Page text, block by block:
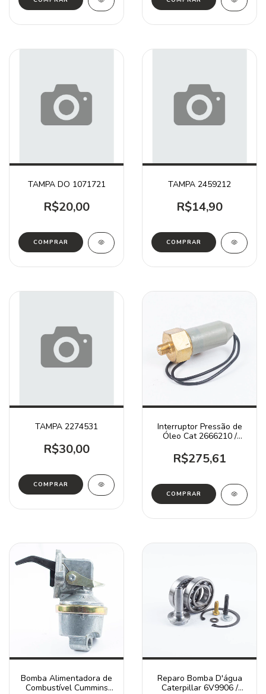
TAMPA DO 1071721
R$20,00
TAMPA 2459212
R$14,90
TAMPA 2274531
R$30,00
Interruptor Pressão de
Óleo Cat 2666210 /
R$275,61
Bomba Alimentadora de
Combustível Cummins
Reparo Bomba D'água
Caterpillar 6V9906 /